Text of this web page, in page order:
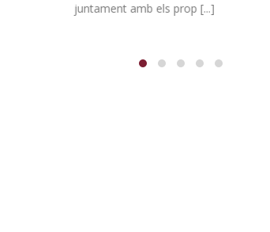
juntament amb els prop [...]